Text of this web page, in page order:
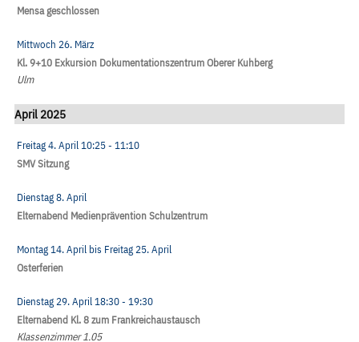
Mensa geschlossen
Mittwoch 26. März
Kl. 9+10 Exkursion Dokumentationszentrum Oberer Kuhberg
Ulm
April 2025
Freitag 4. April10:25- 11:10
SMV Sitzung
Dienstag 8. April
Elternabend Medienprävention Schulzentrum
Montag 14. April bis Freitag 25. April
Osterferien
Dienstag 29. April18:30- 19:30
Elternabend Kl. 8 zum Frankreichaustausch
Klassenzimmer 1.05